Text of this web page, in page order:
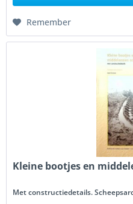
Remember
Kleine bootjes en
Met constructiedetails.